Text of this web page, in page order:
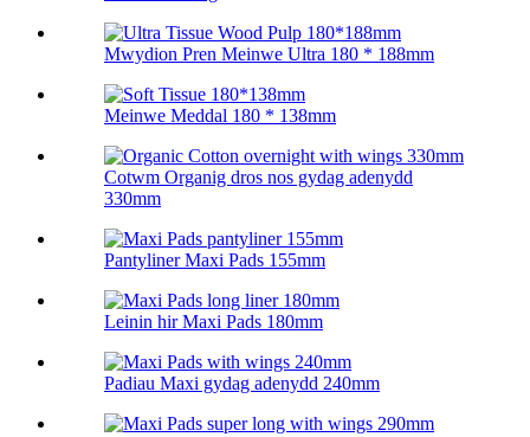
Mwydion Pren Meinwe Ultra 180 * 188mm
Meinwe Meddal 180 * 138mm
Cotwm Organig dros nos gydag adenydd
330mm
Pantyliner Maxi Pads 155mm
Leinin hir Maxi Pads 180mm
Padiau Maxi gydag adenydd 240mm